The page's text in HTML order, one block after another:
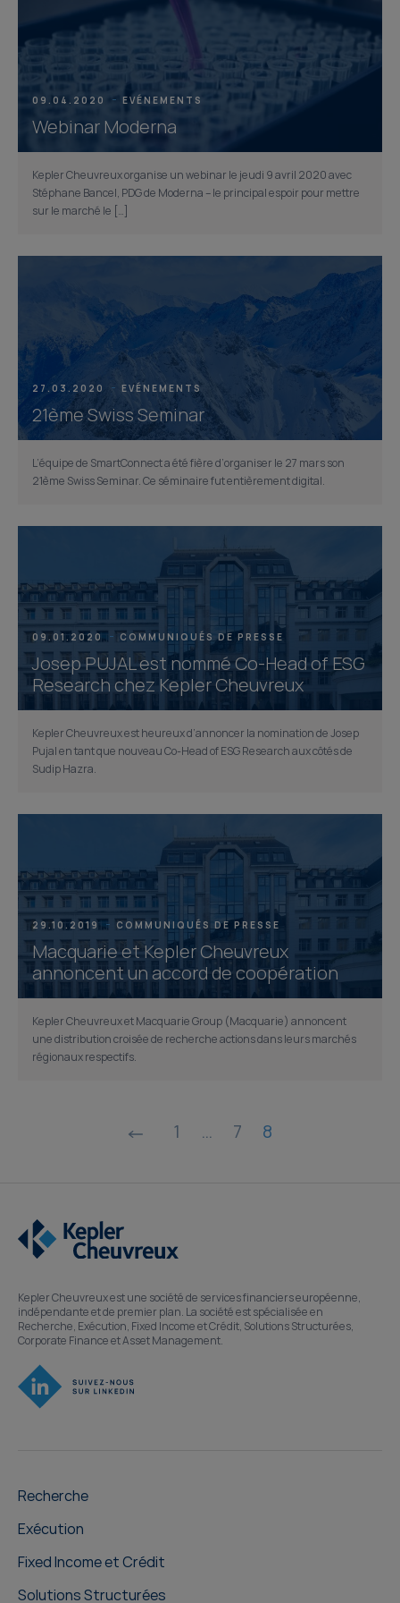
09.04.2020 EVÉNEMENTS
Webinar Moderna
Kepler Cheuvreux organise un webinar le jeudi 9 avril 2020 avec
Stéphane Bancel, PDG de Moderna – le principal espoir pour mettre
sur le marché le […]
27.03.2020 EVÉNEMENTS
21ème Swiss Seminar
L’équipe de SmartConnect a été fière d’organiser le 27 mars son
21ème Swiss Seminar. Ce séminaire fut entièrement digital.
09.01.2020 COMMUNIQUÉS DE PRESSE
Josep PUJAL est nommé Co-Head of ESG
Research chez Kepler Cheuvreux
Kepler Cheuvreux est heureux d’annoncer la nomination de Josep
Pujal en tant que nouveau Co-Head of ESG Research aux côtés de
Sudip Hazra.
29.10.2019 COMMUNIQUÉS DE PRESSE
Macquarie et Kepler Cheuvreux
annoncent un accord de coopération
Kepler Cheuvreux et Macquarie Group (Macquarie) annoncent
une distribution croisée de recherche actions dans leurs marchés
régionaux respectifs.
1 … 7 8
Kepler Cheuvreux est une société de services financiers européenne,
indépendante et de premier plan. La société est spécialisée en
Recherche, Exécution, Fixed Income et Crédit, Solutions Structurées,
Corporate Finance et Asset Management.
Recherche
Exécution
Fixed Income et Crédit
Solutions Structurées